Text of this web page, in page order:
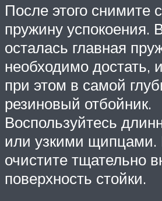
После этого снимите
пружину успокоения.
осталась главная
необходимо достать,
при этом в самой
резиновый отбойник.
Воспользуйтесь
или узкими щипцами.
очистите тщательно
поверхность стойки.